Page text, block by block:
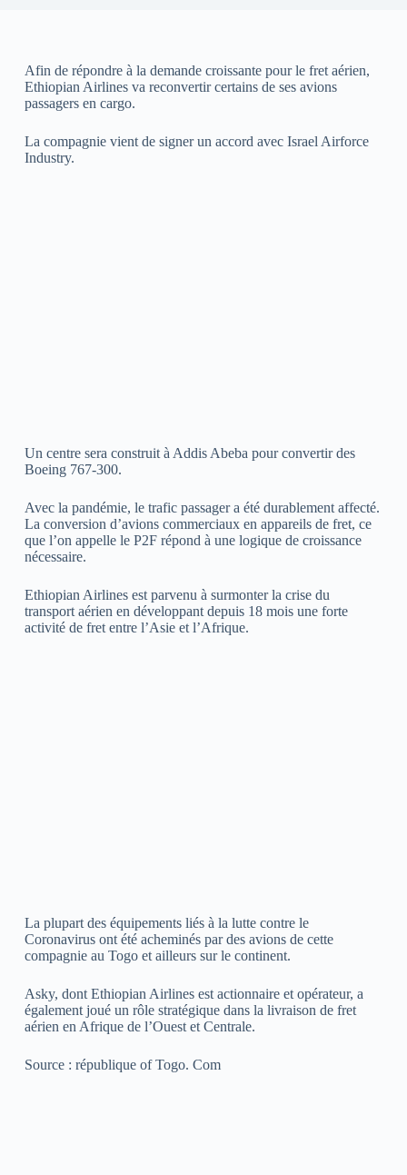
Afin de répondre à la demande croissante pour le fret aérien,
Ethiopian Airlines va reconvertir certains de ses avions
passagers en cargo.
La compagnie vient de signer un accord avec Israel Airforce
Industry.
Un centre sera construit à Addis Abeba pour convertir des
Boeing 767-300.
Avec la pandémie, le trafic passager a été durablement affecté.
La conversion d’avions commerciaux en appareils de fret, ce
que l’on appelle le P2F répond à une logique de croissance
nécessaire.
Ethiopian Airlines est parvenu à surmonter la crise du
transport aérien en développant depuis 18 mois une forte
activité de fret entre l’Asie et l’Afrique.
La plupart des équipements liés à la lutte contre le
Coronavirus ont été acheminés par des avions de cette
compagnie au Togo et ailleurs sur le continent.
Asky, dont Ethiopian Airlines est actionnaire et opérateur, a
également joué un rôle stratégique dans la livraison de fret
aérien en Afrique de l’Ouest et Centrale.
Source : république of Togo. Com